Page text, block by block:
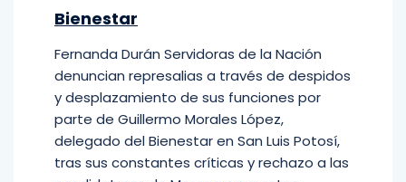
Bienestar
Fernanda Durán Servidoras de la Nación
denuncian represalias a través de despidos
y desplazamiento de sus funciones por
parte de Guillermo Morales López,
delegado del Bienestar en San Luis Potosí,
tras sus constantes críticas y rechazo a las